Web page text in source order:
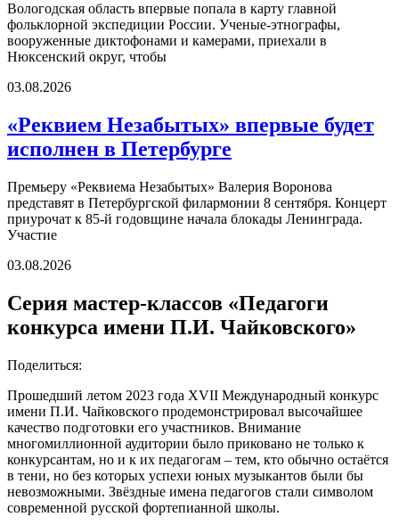
Вологодская область впервые попала в карту главной
фольклорной экспедиции России. Ученые-этнографы,
вооруженные диктофонами и камерами, приехали в
Нюксенский округ, чтобы
03.08.2026
«Реквием Незабытых» впервые будет
исполнен в Петербурге
Премьеру «Реквиема Незабытых» Валерия Воронова
представят в Петербургской филармонии 8 сентября. Концерт
приурочат к 85-й годовщине начала блокады Ленинграда.
Участие
03.08.2026
Серия мастер-классов «Педагоги
конкурса имени П.И. Чайковского»
Поделиться:
Прошедший летом 2023 года XVII Международный конкурс
имени П.И. Чайковского продемонстрировал высочайшее
качество подготовки его участников. Внимание
многомиллионной аудитории было приковано не только к
конкурсантам, но и к их педагогам – тем, кто обычно остаётся
в тени, но без которых успехи юных музыкантов были бы
невозможными. Звёздные имена педагогов стали символом
современной русской фортепианной школы.